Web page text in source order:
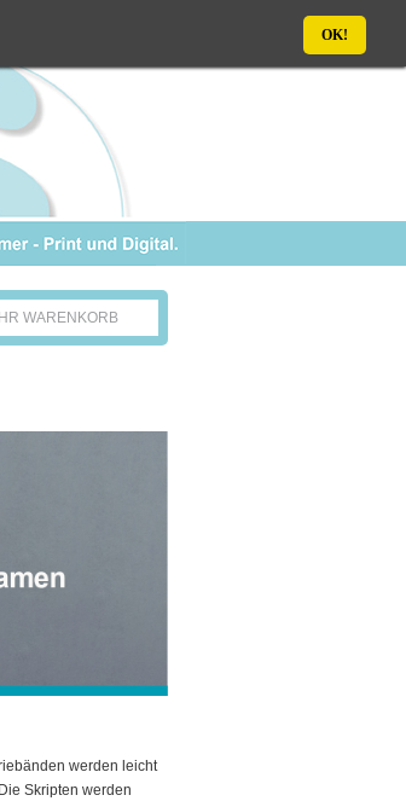
IHR WARENKORB
werden leicht
Skripten werden
OK!